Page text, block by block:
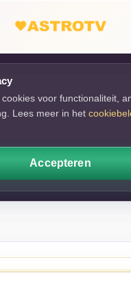
voor functionaliteit,
Lees meer in het
Accepteren